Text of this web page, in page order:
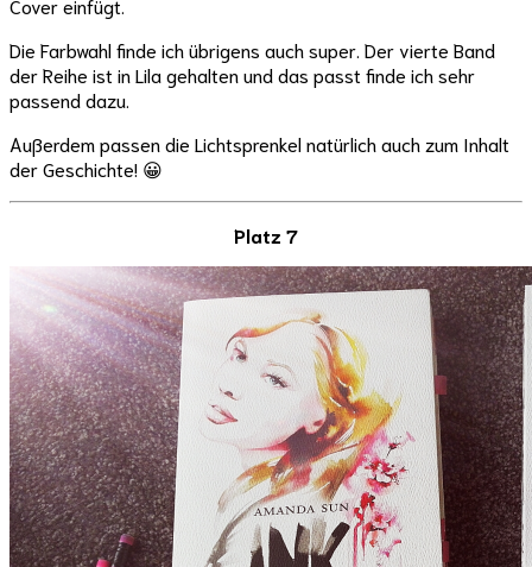
Cover einfügt.
Die Farbwahl finde ich übrigens auch super. Der vierte Band
der Reihe ist in Lila gehalten und das passt finde ich sehr
passend dazu.
Außerdem passen die Lichtsprenkel natürlich auch zum Inhalt
der Geschichte! 😀
Platz 7